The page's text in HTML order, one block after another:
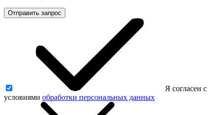
Отправить запрос
Я согласен с
условиями обработки персональных данных